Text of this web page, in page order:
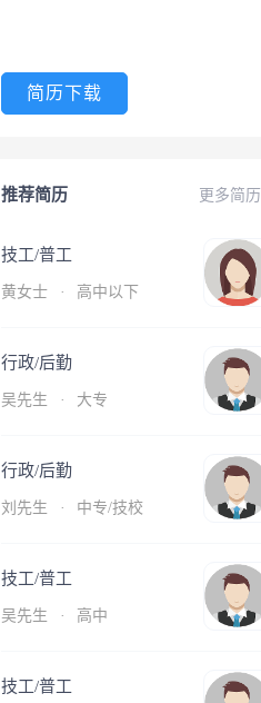
简历下载
更多简历
推荐简历
技工/普工
黄女士 · 高中以下
行政/后勤
吴先生 · 大专
行政/后勤
刘先生 · 中专/技校
技工/普工
吴先生 · 高中
技工/普工